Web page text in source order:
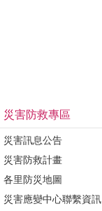
災害防救專區
災害訊息公告
災害防救計畫
各里防災地圖
災害應變中心聯繫資訊